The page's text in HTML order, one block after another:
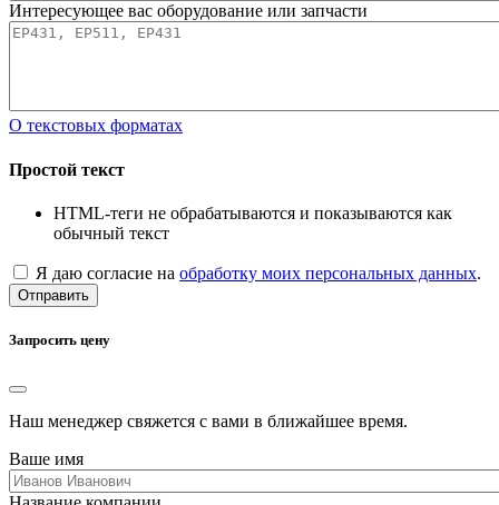
Интересующее вас оборудование или запчасти
О текстовых форматах
Простой текст
HTML-теги не обрабатываются и показываются как
обычный текст
Я даю согласие на обработку моих персональных данных.
Отправить
Запросить цену
Наш менеджер свяжется с вами в ближайшее время.
Ваше имя